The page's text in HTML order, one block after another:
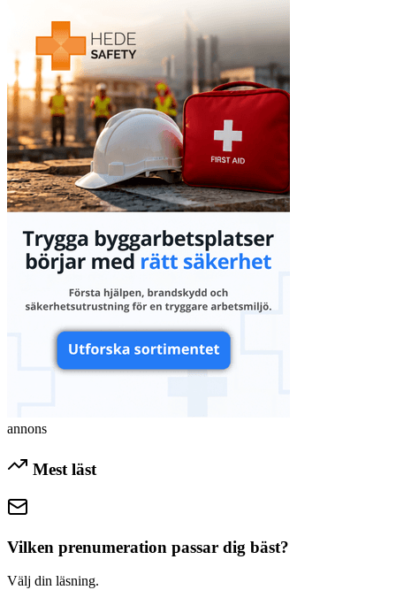
annons
Mest läst
Vilken prenumeration passar dig bäst?
Välj din läsning.